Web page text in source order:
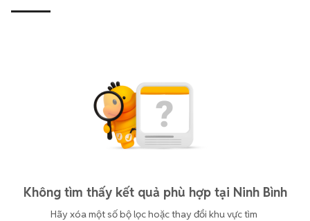
Không tìm thấy kết quả phù hợp tại Ninh Bình
Hãy xóa một số bộ lọc hoặc thay đổi khu vực tìm